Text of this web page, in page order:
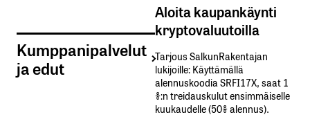
Kumppanipalvelut
ja edut
Aloita kaupankäynti
kryptovaluutoilla
Tarjous SalkunRakentajan
lukijoille: Käyttämällä​ ​
alennuskoodia​ ​SRFI17X,​ ​saat​ ​1
%:n treidauskulut​ ​ensimmäiselle​ ​
kuukaudelle​ ​(50%​ ​alennus).